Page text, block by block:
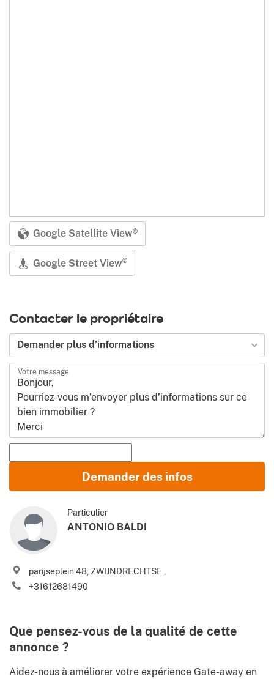
Google Satellite View©
Google Street View©
Contacter le propriétaire
Demander plus d’informations
Votre message
Prénom et Nom
E-mail
Téléphone (y compris l’indicatif de pays)
confidentialité
Demander des infos
Particulier
ANTONIO BALDI
parijseplein 48, ZWIJNDRECHTSE ,
+31612681490
Que pensez-vous de la qualité de cette
annonce ?
Aidez-nous à améliorer votre expérience Gate-away en